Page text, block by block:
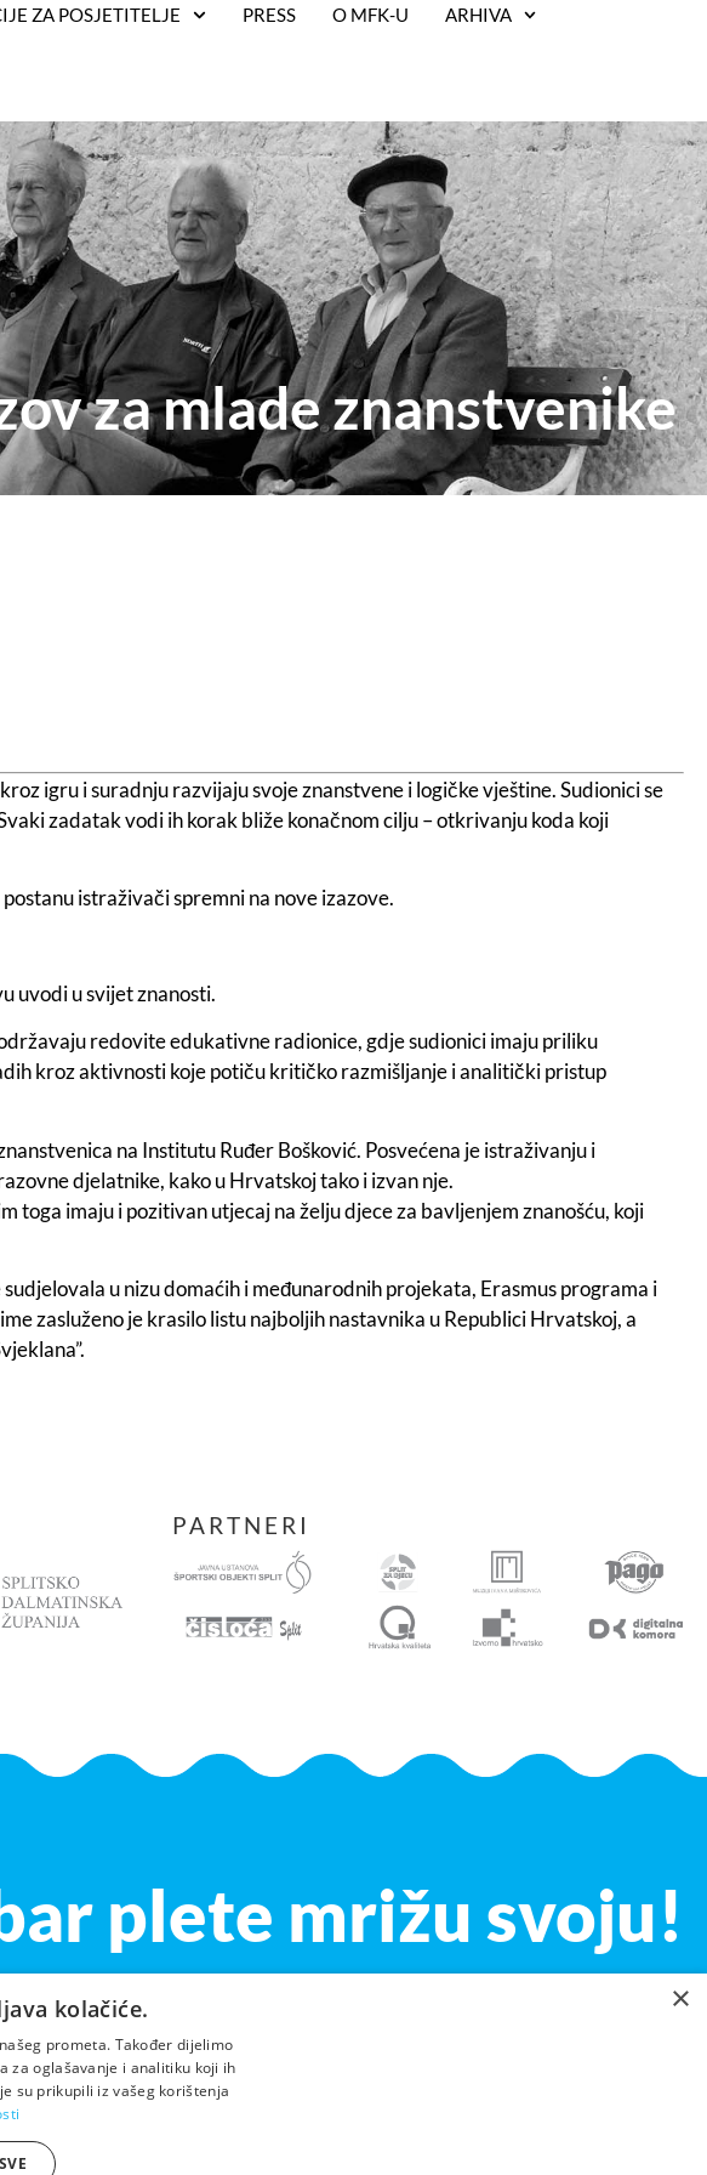
ZA POSJETITELJE PRESS O MFK-U ARHIVA
za mlade znanstvenike
igru i suradnju razvijaju svoje znanstvene i logičke vještine. Sudionici se
zadatak vodi ih korak bliže konačnom cilju – otkrivanju koda koji
istraživači spremni na nove izazove.
uvodi u svijet znanosti.
redovite edukativne radionice, gdje sudionici imaju priliku
kroz aktivnosti koje potiču kritičko razmišljanje i analitički pristup
na Institutu Ruđer Bošković. Posvećena je istraživanju i
djelatnike, kako u Hrvatskoj tako i izvan nje.
toga imaju i pozitivan utjecaj na želju djece za bavljenjem znanošću, koji
u nizu domaćih i međunarodnih projekata, Erasmus programa i
zasluženo je krasilo listu najboljih nastavnika u Republici Hrvatskoj, a
PARTNERI
plete mrižu svoju!
×
kolačiće.
prometa. Također dijelimo
za oglašavanje i analitiku koji ih
su prikupili iz vašeg korištenja